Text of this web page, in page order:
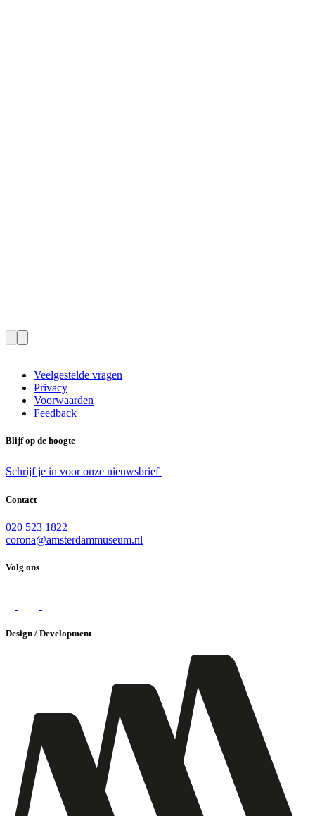
Veelgestelde vragen
Privacy
Voorwaarden
Feedback
Blijf op de hoogte
Schrijf je in voor onze nieuwsbrief
Contact
020 523 1822
corona@amsterdammuseum.nl
Volg ons
Design / Development